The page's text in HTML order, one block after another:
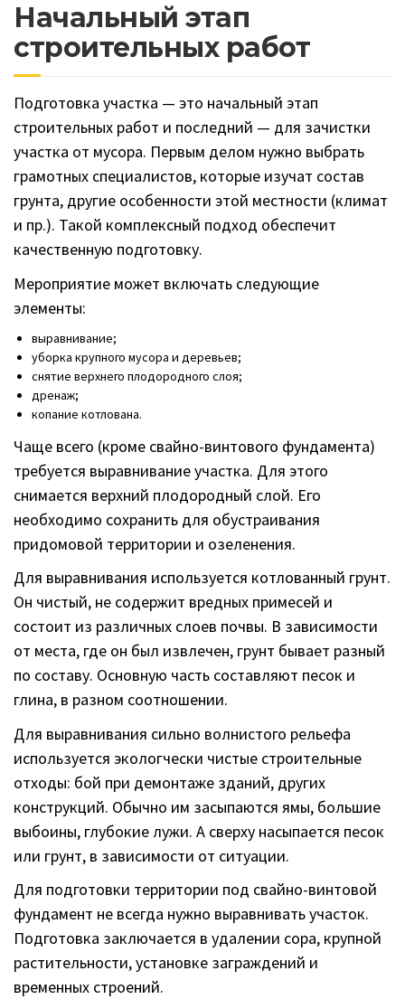
Начальный этап
строительных работ
Подготовка участка — это начальный этап
строительных работ и последний — для зачистки
участка от мусора. Первым делом нужно выбрать
грамотных специалистов, которые изучат состав
грунта, другие особенности этой местности (климат
и пр.). Такой комплексный подход обеспечит
качественную подготовку.
Мероприятие может включать следующие
элементы:
выравнивание;
уборка крупного мусора и деревьев;
снятие верхнего плодородного слоя;
дренаж;
копание котлована.
Чаще всего (кроме свайно-винтового фундамента)
требуется выравнивание участка. Для этого
снимается верхний плодородный слой. Его
необходимо сохранить для обустраивания
придомовой территории и озеленения.
Для выравнивания используется котлованный грунт.
Он чистый, не содержит вредных примесей и
состоит из различных слоев почвы. В зависимости
от места, где он был извлечен, грунт бывает разный
по составу. Основную часть составляют песок и
глина, в разном соотношении.
Для выравнивания сильно волнистого рельефа
используется экологчески чистые строительные
отходы: бой при демонтаже зданий, других
конструкций. Обычно им засыпаются ямы, большие
выбоины, глубокие лужи. А сверху насыпается песок
или грунт, в зависимости от ситуации.
Для подготовки территории под свайно-винтовой
фундамент не всегда нужно выравнивать участок.
Подготовка заключается в удалении сора, крупной
растительности, установке заграждений и
временных строений.